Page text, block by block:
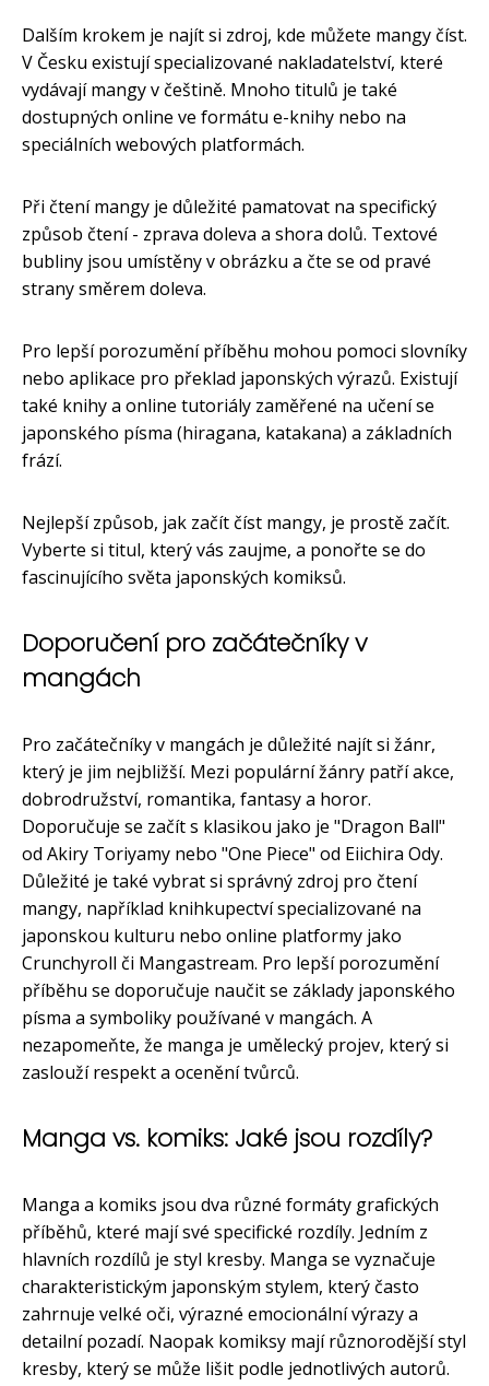
Dalším krokem je najít si zdroj, kde můžete mangy číst.
V Česku existují specializované nakladatelství, které
vydávají mangy v češtině. Mnoho titulů je také
dostupných online ve formátu e-knihy nebo na
speciálních webových platformách.
Při čtení mangy je důležité pamatovat na specifický
způsob čtení - zprava doleva a shora dolů. Textové
bubliny jsou umístěny v obrázku a čte se od pravé
strany směrem doleva.
Pro lepší porozumění příběhu mohou pomoci slovníky
nebo aplikace pro překlad japonských výrazů. Existují
také knihy a online tutoriály zaměřené na učení se
japonského písma (hiragana, katakana) a základních
frází.
Nejlepší způsob, jak začít číst mangy, je prostě začít.
Vyberte si titul, který vás zaujme, a ponořte se do
fascinujícího světa japonských komiksů.
Doporučení pro začátečníky v
mangách
Pro začátečníky v mangách je důležité najít si žánr,
který je jim nejbližší. Mezi populární žánry patří akce,
dobrodružství, romantika, fantasy a horor.
Doporučuje se začít s klasikou jako je "Dragon Ball"
od Akiry Toriyamy nebo "One Piece" od Eiichira Ody.
Důležité je také vybrat si správný zdroj pro čtení
mangy, například knihkupectví specializované na
japonskou kulturu nebo online platformy jako
Crunchyroll či Mangastream. Pro lepší porozumění
příběhu se doporučuje naučit se základy japonského
písma a symboliky používané v mangách. A
nezapomeňte, že manga je umělecký projev, který si
zaslouží respekt a ocenění tvůrců.
Manga vs. komiks: Jaké jsou rozdíly?
Manga a komiks jsou dva různé formáty grafických
příběhů, které mají své specifické rozdíly. Jedním z
hlavních rozdílů je styl kresby. Manga se vyznačuje
charakteristickým japonským stylem, který často
zahrnuje velké oči, výrazné emocionální výrazy a
detailní pozadí. Naopak komiksy mají různorodější styl
kresby, který se může lišit podle jednotlivých autorů.